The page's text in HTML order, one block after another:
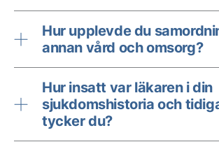
Hur upplevde du
annan vård och omsorg?
Hur insatt var läkaren i din
sjukdomshistoria och
tycker du?